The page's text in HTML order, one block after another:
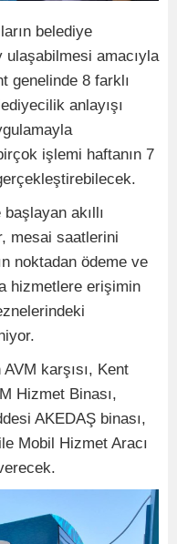
belediye
ulaşabilmesi amacıyla
genelinde 8 farklı
anlayışı
işlemi haftanın 7
akıllı
mesai saatlerini
noktadan ödeme ve
hizmetlere erişimin
karşısı, Kent
Hizmet Binası,
AKEDAŞ binası,
Mobil Hizmet Aracı